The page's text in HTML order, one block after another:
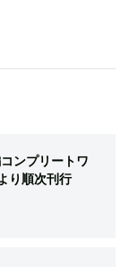
ンプリートワ
り順次刊行